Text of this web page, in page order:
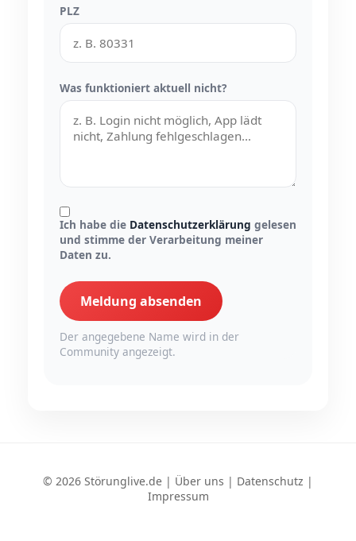
PLZ
Was funktioniert aktuell nicht?
Ich habe die Datenschutzerklärung gelesen
und stimme der Verarbeitung meiner
Daten zu.
Meldung absenden
Der angegebene Name wird in der
Community angezeigt.
© 2026 Störunglive.de | Über uns | Datenschutz |
Impressum